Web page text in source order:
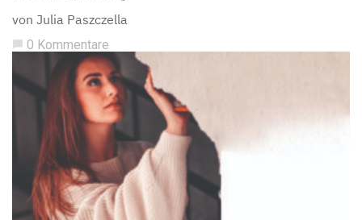
von Julia Paszczella
0 Kommentare